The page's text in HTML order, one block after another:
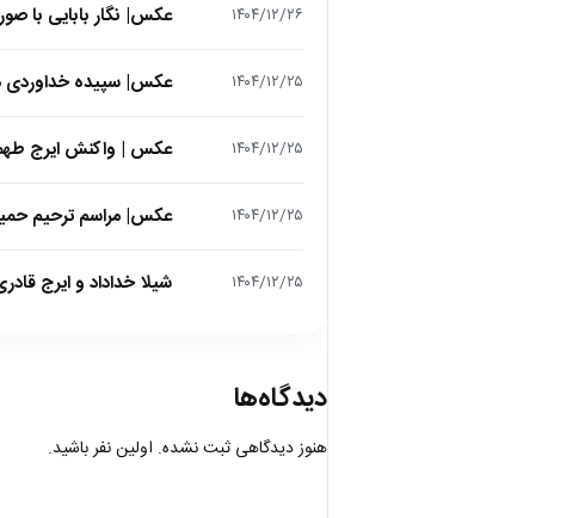
۱۴۰۴/۱۲/۲۶ عکس| نگار بابایی با
۱۴۰۴/۱۲/۲۵ عکس| سپیده خداوردی در 25 سالگی در اولین فیلمش در کنار
۱۴۰۴/۱۲/۲۵ عکس | واکنش ایرج
۱۴۰۴/۱۲/۲۵ عکس| مراسم ترحیم
۱۴۰۴/۱۲/۲۵ شیلا خداداد و ایرج
دیدگاه‌ها
هنوز دیدگاهی ثبت نشده. اولین نفر باشید.